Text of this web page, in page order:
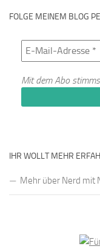
FOLGE MEINEM BLOG
Mit dem Abo
IHR WOLLT MEHR
Mehr über Nerd mit